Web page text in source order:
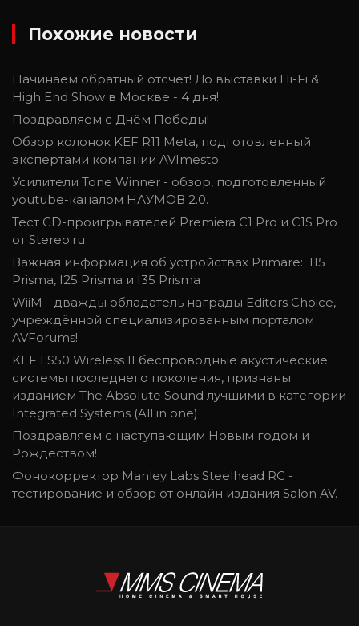
Похожие новости
Начинаем обратный отсчёт! До выставки Hi-Fi &
High End Show в Москве - 4 дня!
Поздравляем с Днём Победы!
Обзор колонок KEF R11 Meta, подготовленный
экспертами компании AVImesto.
Усилители Tone Winner - обзор, подготовленный
youtube-каналом НАУМОВ 2.0.
Тест CD-проигрывателей Premiera C1 Pro и C1S Pro
от Stereo.ru
Важная информация об устройствах Primare: I15
Prisma, I25 Prisma и I35 Prisma
WiiM - дважды обладатель награды Editors Choice,
учреждённой специализированным порталом
AVForums!
KEF LS50 Wireless II беспроводные акустические
системы последнего поколения, признаны
изданием The Absolute Sound лучшими в категории
Integrated Systems (All in one)
Поздравляем c наступающим Новым годом и
Рождеством!
Фонокорректор Manley Labs Steelhead RC -
тестирование и обзор от онлайн издания Salon AV.